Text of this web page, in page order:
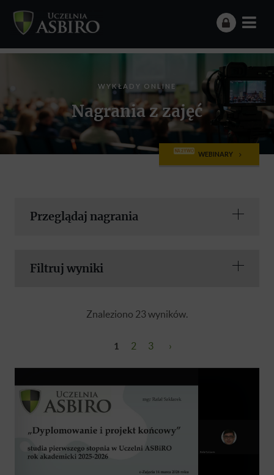
WYKŁADY ONLINE
Nagrania z zajęć
NA ŻYWO WEBINARY
Przeglądaj nagrania
Filtruj wyniki
Znaleziono 23 wyników.
1 2 3 ›